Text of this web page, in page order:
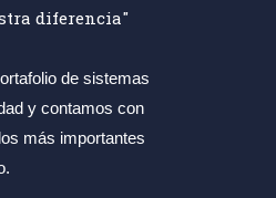
diferencia"
de sistemas
y contamos con
más importantes